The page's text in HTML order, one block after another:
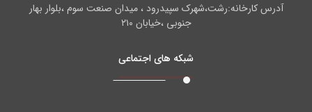
آدرس کارخانه:رشت،شهرک سپیدرود ، میدان صنعت سوم ،بلوار بهار
جنوبی ،خیابان ۲۱۰
شبکه های اجتماعی